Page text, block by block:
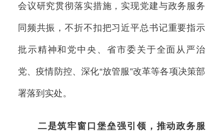
会议研究贯彻落实措施，实现党建与政务服务
同频共振，不折不扣把习近平总书记重要指示
批示精神和党中央、省市委关于全面从严治
党、疫情防控、深化“放管服”改革等各项决策部
署落到实处。
二是筑牢窗口堡垒强引领，推动政务服